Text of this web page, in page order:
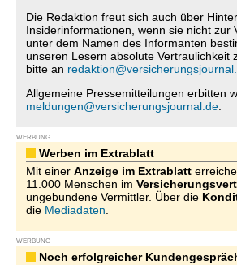
Die Redaktion freut sich auch über
Insiderinformationen, wenn sie nicht zur
unter dem Namen des Informanten
unseren Lesern absolute Vertraulichkeit
bitte an
Allgemeine Pressemitteilungen erbitten
meldungen@versicherungsjournal.de
WERBUNG
Werben im Extrablatt
Mit einer Anzeige im Extrablatt
11.000 Menschen im
ungebundene Vermittler. Über die
die Mediadaten
WERBUNG
Noch erfolgreicher